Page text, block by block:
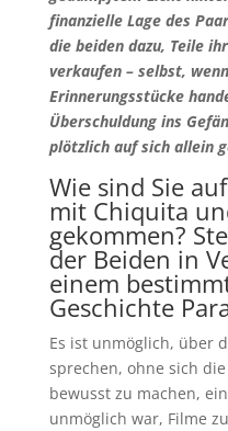
finanzielle Lage des
die beiden dazu, Teile
verkaufen – selbst,
Erinnerungsstücke
Überschuldung ins
plötzlich auf sich allein
Wie sind Sie
mit Chiquita
gekommen?
der Beiden in
einem
Geschichte
Es ist unmöglich, über
sprechen, ohne sich die
bewusst zu machen,
unmöglich war, Filme